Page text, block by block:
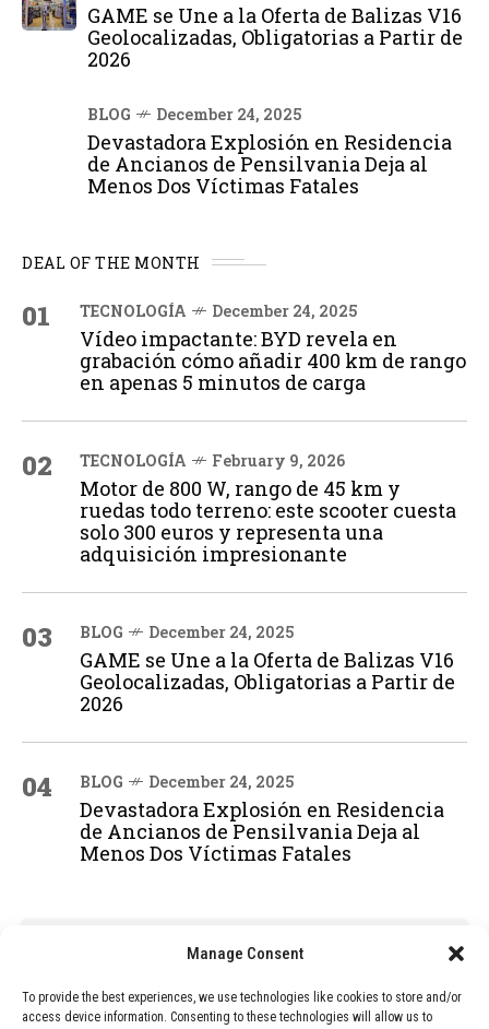
Manage Consent
To provide the best experiences, we use technologies like cookies to store and/or
access device information. Consenting to these technologies will allow us to
GAME se Une a la Oferta de Balizas V16
Geolocalizadas, Obligatorias a Partir de
2026
BLOG December 24, 2025
Devastadora Explosión en Residencia
de Ancianos de Pensilvania Deja al
Menos Dos Víctimas Fatales
DEAL OF THE MONTH
01 TECNOLOGÍA December 24, 2025
Vídeo impactante: BYD revela en
grabación cómo añadir 400 km de rango
en apenas 5 minutos de carga
02 TECNOLOGÍA February 9, 2026
Motor de 800 W, rango de 45 km y
ruedas todo terreno: este scooter cuesta
solo 300 euros y representa una
adquisición impresionante
03 BLOG December 24, 2025
GAME se Une a la Oferta de Balizas V16
Geolocalizadas, Obligatorias a Partir de
2026
04 BLOG December 24, 2025
Devastadora Explosión en Residencia
de Ancianos de Pensilvania Deja al
Menos Dos Víctimas Fatales